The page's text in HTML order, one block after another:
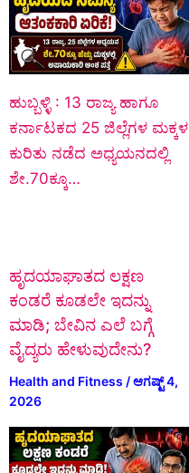
ಹುಬ್ಬಳ್ಳಿ : 13 ರಾಜ್ಯ ಹಾಗೂ
ಕರ್ನಾಟಕದ 25 ಜಿಲ್ಲೆಗಳ ಮಕ್ಕಳ
ಕುರಿತು ನಡೆದ ಅಧ್ಯಯನದಲ್ಲಿ
ಶೇ.70ಕ್ಕೂ…
ಹೃದಯಾಘಾತದ ಲಕ್ಷಣ
ಕಂಡರೆ ಕೂಡಲೇ ಇದನ್ನು
ಮಾಡಿ; ಬೇವಿನ ಎಲೆ ಬಗ್ಗೆ
ವೈದ್ಯರು ಹೇಳುವುದೇನು?
Health and Fitness /ಆಗಷ್ಟ್ 4,
2026